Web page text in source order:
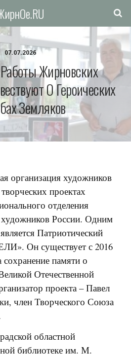
07.07.2026
Жирновских
О Героических
Земляков
организация художников
проектах
отделения
России. Одним
Патриотический
Он существует с 2016
памяти о
Отечественной
проекта – Павел
член Творческого Союза
областной
библиотеке им. М.